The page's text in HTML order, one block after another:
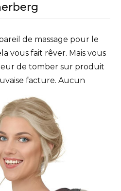
de massage pour le
vous fait rêver. Mais vous
de tomber sur produit
facture. Aucun